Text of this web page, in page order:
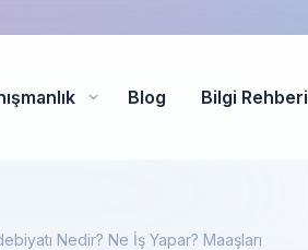
Blog Bilgi Rehberi
Nedir? Ne İş Yapar? Maaşları